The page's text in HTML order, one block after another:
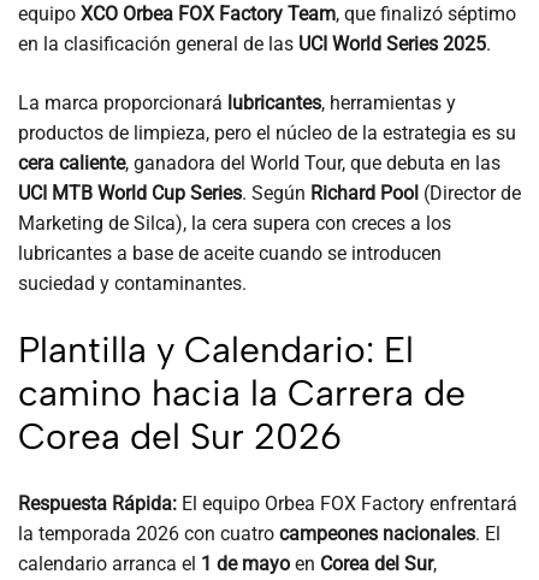
equipo XCO Orbea FOX Factory Team, que finalizó séptimo
en la clasificación general de las UCI World Series 2025.
La marca proporcionará lubricantes, herramientas y
productos de limpieza, pero el núcleo de la estrategia es su
cera caliente, ganadora del World Tour, que debuta en las
UCI MTB World Cup Series. Según Richard Pool (Director de
Marketing de Silca), la cera supera con creces a los
lubricantes a base de aceite cuando se introducen
suciedad y contaminantes.
Plantilla y Calendario: El
camino hacia la Carrera de
Corea del Sur 2026
Respuesta Rápida: El equipo Orbea FOX Factory enfrentará
la temporada 2026 con cuatro campeones nacionales. El
calendario arranca el 1 de mayo en Corea del Sur,